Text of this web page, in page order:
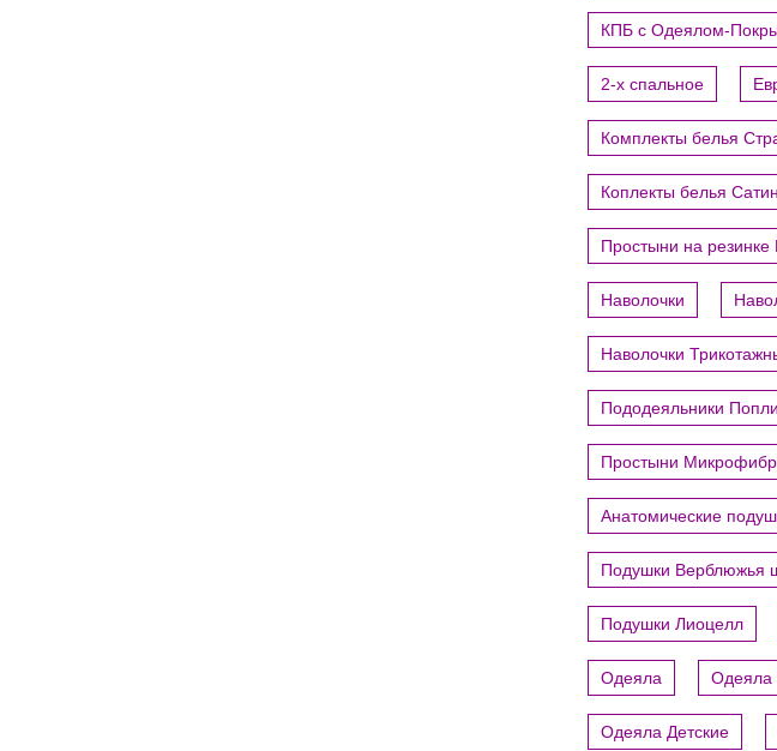
КПБ с Одеялом-
2-х спальное
Комплекты белья
Коплекты белья Сатин
Простыни на резинке
Наволочки
Наволочки
Пододеяльники
Простыни
Анатомические
Подушки Верблюжья
Подушки Лиоцелл
Одеяла Одеяла
Одеяла Детские